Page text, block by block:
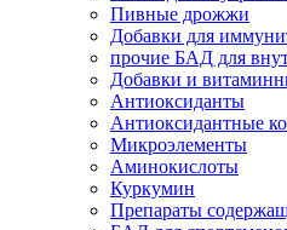
Пивные дрожжи
Добавки для
прочие БАД для
Добавки и
Антиоксиданты
Антиоксидантные
Микроэлементы
Аминокислоты
Куркумин
Препараты